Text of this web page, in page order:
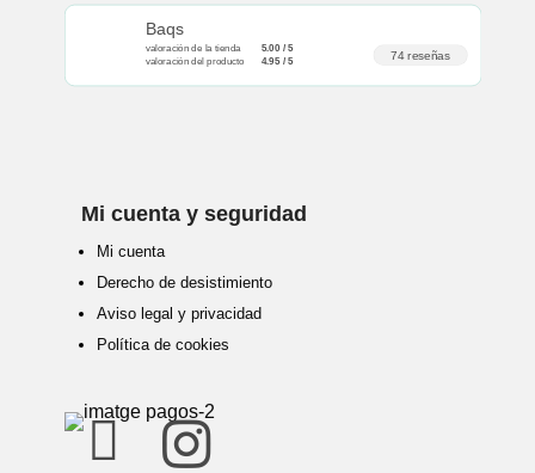
Baqs
valoración de la tienda 5.00 / 5
valoración del producto 4.95 / 5 74 reseñas
Mi cuenta y seguridad
Mi cuenta
Derecho de desistimiento
Aviso legal y privacidad
Política de cookies
 